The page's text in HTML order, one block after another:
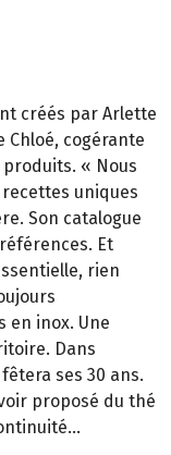
créés par Arlette
Chloé, cogérante
« Nous
uniques
Son catalogue
Et
rien
en inox. Une
Dans
ses 30 ans.
proposé du thé